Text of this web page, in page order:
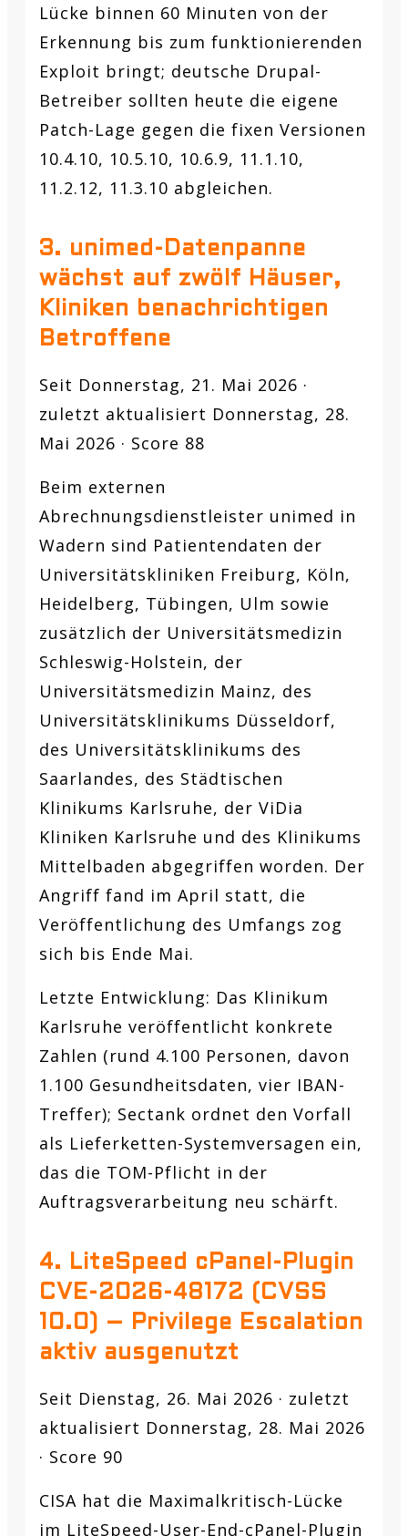
Lücke binnen 60 Minuten von der
Erkennung bis zum funktionierenden
Exploit bringt; deutsche Drupal-
Betreiber sollten heute die eigene
Patch-Lage gegen die fixen Versionen
10.4.10, 10.5.10, 10.6.9, 11.1.10,
11.2.12, 11.3.10 abgleichen.
3. unimed-Datenpanne
wächst auf zwölf Häuser,
Kliniken benachrichtigen
Betroffene
Seit Donnerstag, 21. Mai 2026 ·
zuletzt aktualisiert Donnerstag, 28.
Mai 2026 · Score 88
Beim externen
Abrechnungsdienstleister unimed in
Wadern sind Patientendaten der
Universitätskliniken Freiburg, Köln,
Heidelberg, Tübingen, Ulm sowie
zusätzlich der Universitätsmedizin
Schleswig-Holstein, der
Universitätsmedizin Mainz, des
Universitätsklinikums Düsseldorf,
des Universitätsklinikums des
Saarlandes, des Städtischen
Klinikums Karlsruhe, der ViDia
Kliniken Karlsruhe und des Klinikums
Mittelbaden abgegriffen worden. Der
Angriff fand im April statt, die
Veröffentlichung des Umfangs zog
sich bis Ende Mai.
Letzte Entwicklung: Das Klinikum
Karlsruhe veröffentlicht konkrete
Zahlen (rund 4.100 Personen, davon
1.100 Gesundheitsdaten, vier IBAN-
Treffer); Sectank ordnet den Vorfall
als Lieferketten-Systemversagen ein,
das die TOM-Pflicht in der
Auftragsverarbeitung neu schärft.
4. LiteSpeed cPanel-Plugin
CVE-2026-48172 (CVSS
10.0) – Privilege Escalation
aktiv ausgenutzt
Seit Dienstag, 26. Mai 2026 · zuletzt
aktualisiert Donnerstag, 28. Mai 2026
· Score 90
CISA hat die Maximalkritisch-Lücke
im LiteSpeed-User-End-cPanel-Plugin